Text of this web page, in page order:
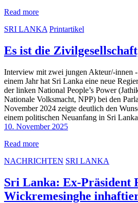
Read more
SRI LANKA Printartikel
Es ist die
Interview mit zwei jungen Akteur/-innen
einem Jahr hat Sri Lanka eine neue
der linken National People’s Power
Nationale Volksmacht, NPP) bei den
November 2024 zeigte deutlich den
einem politischen Neuanfang in Sri
10. November 2025
Read more
NACHRICHTEN SRI LANKA
Sri Lanka: Ex-Präsident
Wickremesinghe